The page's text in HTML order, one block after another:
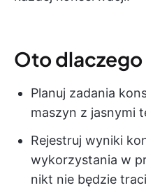
Oto
Planuj zadania
maszyn z jasnymi
Rejestruj wyniki
wykorzystania w
nikt nie będzie